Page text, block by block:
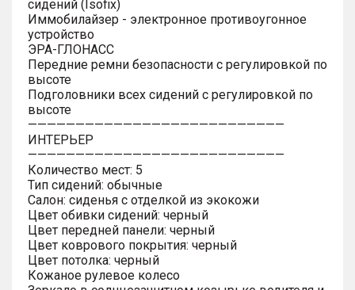
сидений (Isofix)
Иммобилайзер - электронное противоугонное
устройство
ЭРА-ГЛОНАСС
Передние ремни безопасности с регулировкой по
высоте
Подголовники всех сидений с регулировкой по
высоте
———————————————————————————
ИНТЕРЬЕР
———————————————————————————
Количество мест: 5
Тип сидений: обычные
Салон: сиденья с отделкой из экокожи
Цвет обивки сидений: черный
Цвет передней панели: черный
Цвет коврового покрытия: черный
Цвет потолка: черный
Кожаное рулевое колесо